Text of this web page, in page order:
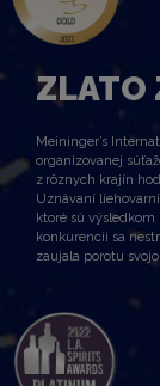
ZLATO
Meininger’s
organizovanej
z rôznych krajín
Uznávaní
ktoré sú
konkurencii sa
zaujala porotu